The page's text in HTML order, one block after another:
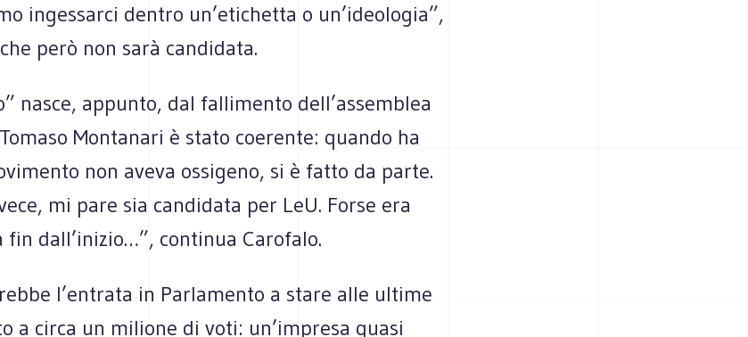
ingessarci dentro un’etichetta o un’ideologia”,
però non sarà candidata.
nasce, appunto, dal fallimento dell’assemblea
Montanari è stato coerente: quando ha
non aveva ossigeno, si è fatto da parte.
mi pare sia candidata per LeU. Forse era
fin dall’inizio…”, continua Carofalo.
l’entrata in Parlamento a stare alle ultime
a circa un milione di voti: un’impresa quasi